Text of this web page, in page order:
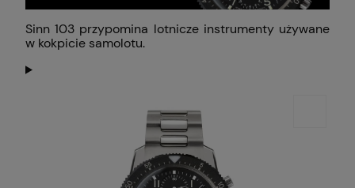
Sinn 103 przypomina lotnicze instrumenty używane
w kokpicie samolotu.